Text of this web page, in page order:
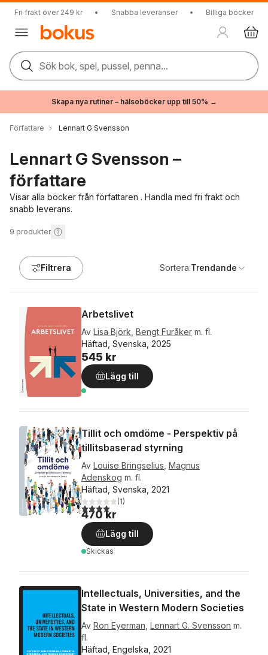
Fri frakt över 249 kr • Snabba leveranser • Billiga böcker
Sök bok, spel, pussel, penna...
Skapa nya rutiner – hälsoböcker upp till 50% →
Författare Lennart G Svensson
Lennart G Svensson –
författare
Visar alla böcker från författaren . Handla med fri frakt och
snabb leverans.
9 produkter
Filtrera Sortera:Trendande
Arbetslivet
Av Lisa Björk Bengt Furåker m. fl.
Häftad, Svenska, 2025
545 kr
Lägg till
Tillit och omdöme - Perspektiv på
tillitsbaserad styrning
Av Louise Bringselius Magnus
Adenskog m. fl.
Häftad, Svenska, 2021
4,0utav 5 stjärnor. Totalt antal röster:
(1)
470 kr
Lägg till
Skickas
Intellectuals, Universities, and the
State in Western Modern Societies
Av Ron Eyerman Lennart G. Svensson m.
fl.
Häftad, Engelska, 2021